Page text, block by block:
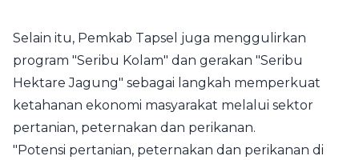
Selain itu, Pemkab Tapsel juga menggulirkan
program "Seribu Kolam" dan gerakan "Seribu
Hektare Jagung" sebagai langkah memperkuat
ketahanan ekonomi masyarakat melalui sektor
pertanian, peternakan dan perikanan.
"Potensi pertanian, peternakan dan perikanan di